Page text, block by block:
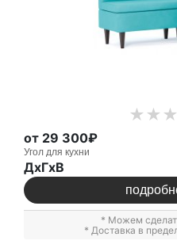
от 29 300₽
Угол для кухни
ДxГxВ
* Можем
* Доставка в